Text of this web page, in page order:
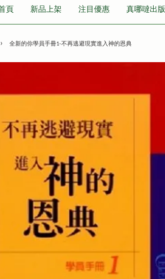
頁 新品上架 注目優惠 真哪噠出版
› 全新的你學員手冊1-不再逃避現實進入神的恩典